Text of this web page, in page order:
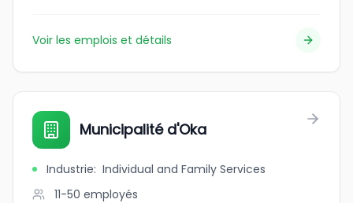
Voir les emplois et détails
Municipalité d'Oka
Industrie: Individual and Family Services
11-50 employés